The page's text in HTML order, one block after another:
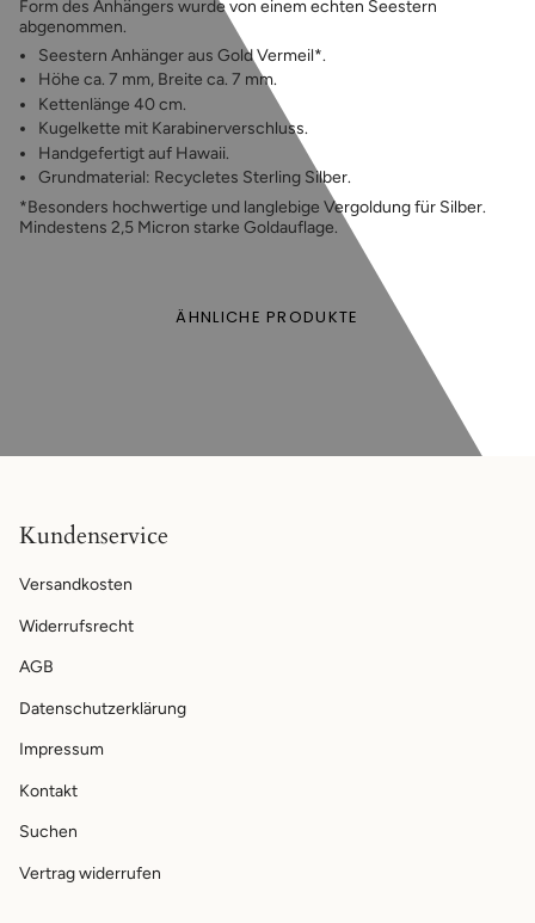
Form des Anhängers wurde von einem echten Seestern
abgenommen.
Seestern Anhänger aus Gold Vermeil*.
Höhe ca. 7 mm, Breite ca. 7 mm.
Kettenlänge 40 cm.
Kugelkette mit Karabinerverschluss.
Handgefertigt auf Hawaii.
Grundmaterial: Recycletes Sterling Silber.
*Besonders hochwertige und langlebige Vergoldung für Silber.
Mindestens 2,5 Micron starke Goldauflage.
ÄHNLICHE PRODUKTE
Kundenservice
Versandkosten
Widerrufsrecht
AGB
Datenschutzerklärung
Impressum
Kontakt
Suchen
Vertrag widerrufen